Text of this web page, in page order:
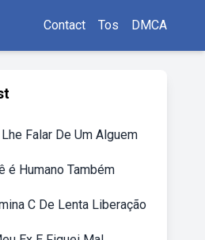
Contact Tos DMCA
Falar De Um Alguem
é Humano Também
C De Lenta Liberação